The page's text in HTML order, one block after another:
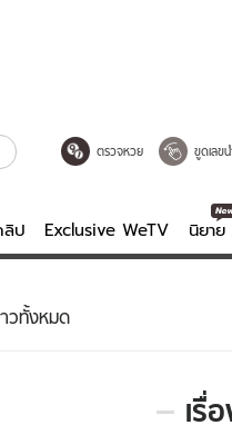
ตรวจหวย ขูดเลขน
ลิป Exclusive WeTV นิยาย
บันเทิงครบรส
วทั้งหมด
เรื่
เรื่อง